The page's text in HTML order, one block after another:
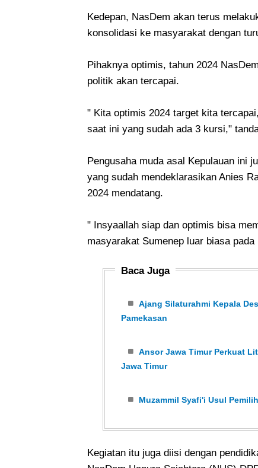
Kedepan, NasDem akan terus
konsolidasi ke masyarakat dengan
Pihaknya optimis, tahun 2024
politik akan tercapai.
" Kita optimis 2024 target kita
saat ini yang sudah ada 3 kursi,"
Pengusaha muda asal Kepulauan ini
yang sudah mendeklarasikan Anies
2024 mendatang.
" Insyaallah siap dan optimis bisa
masyarakat Sumenep luar biasa
Baca Juga
Ajang Silaturahmi Kepala
Pamekasan
Ansor Jawa Timur Perkuat
Jawa Timur
Muzammil Syafi'i Usul
Kegiatan itu juga diisi dengan